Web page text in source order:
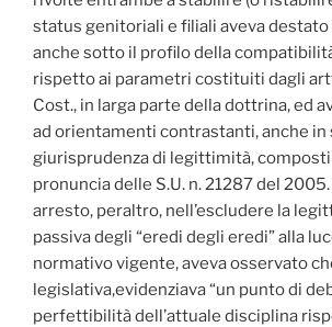
status genitoriali e filiali aveva
anche sotto il profilo della
rispetto ai parametri costituiti dagli
Cost., in larga parte della dottrina, ed
ad orientamenti contrastanti, anche in
giurisprudenza di legittimità,
pronuncia delle S.U. n. 21287 del
arresto, peraltro, nell’escludere la
passiva degli “eredi degli eredi” alla
normativo vigente, aveva osservato
legislativa,evidenziava “un punto di
perfettibilità dell’attuale disciplina